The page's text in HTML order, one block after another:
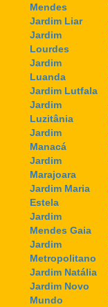
Mendes
Jardim Liar
Jardim
Lourdes
Jardim
Luanda
Jardim Lutfala
Jardim
Luzitânia
Jardim
Manacá
Jardim
Marajoara
Jardim Maria
Estela
Jardim
Mendes Gaia
Jardim
Metropolitano
Jardim Natália
Jardim Novo
Mundo